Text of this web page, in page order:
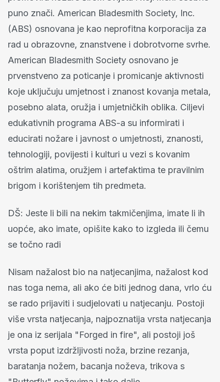
puno znači. American Bladesmith Society, Inc.
(ABS) osnovana je kao neprofitna korporacija za
rad u obrazovne, znanstvene i dobrotvorne svrhe.
American Bladesmith Society osnovano je
prvenstveno za poticanje i promicanje aktivnosti
koje uključuju umjetnost i znanost kovanja metala,
posebno alata, oružja i umjetničkih oblika. Ciljevi
edukativnih programa ABS-a su informirati i
educirati nožare i javnost o umjetnosti, znanosti,
tehnologiji, povijesti i kulturi u vezi s kovanim
oštrim alatima, oružjem i artefaktima te pravilnim
brigom i korištenjem tih predmeta.
DŠ: Jeste li bili na nekim takmičenjima, imate li ih
uopće, ako imate, opišite kako to izgleda ili čemu
se točno radi
Nisam nažalost bio na natjecanjima, nažalost kod
nas toga nema, ali ako će biti jednog dana, vrlo ću
se rado prijaviti i sudjelovati u natjecanju. Postoji
više vrsta natjecanja, najpoznatija vrsta natjecanja
je ona iz serijala "Forged in fire", ali postoji još
vrsta poput izdržljivosti noža, brzine rezanja,
baratanja nožem, bacanja noževa, trikova s ​​